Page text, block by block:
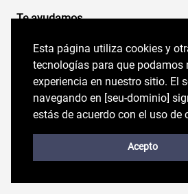
Esta página utiliza cookies y
tecnologías para que podamos
experiencia en nuestro sitio. El
navegando en perryellis.cl
de acuerdo con el uso de
Acepto
Esta página utiliza cookies y
tecnologías para que podamos
experiencia en nuestro sitio. El
navegando en [seu-dominio]
estás de acuerdo con el uso de
Acepto
Te ayudamos
Medios de pago
Contáctanos
Síguenos en nuestras RRSS
Trabaja con Nosotros